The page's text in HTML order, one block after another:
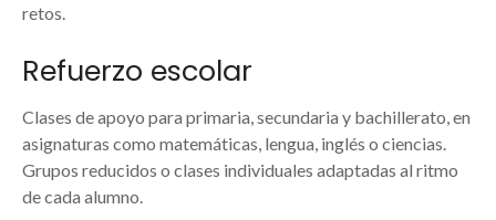
retos.
Refuerzo escolar
Clases de apoyo para primaria, secundaria y bachillerato, en
asignaturas como matemáticas, lengua, inglés o ciencias.
Grupos reducidos o clases individuales adaptadas al ritmo
de cada alumno.